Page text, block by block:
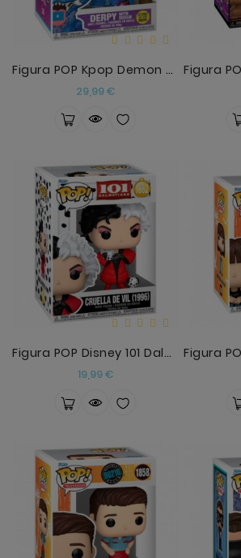
Figura POP Kpop Demon Hunters Derpy With Sussie Gl
29,99 €Precio
Figura POP Disney 101 Dalmatas Cruella De Vil (199
19,99 €Precio